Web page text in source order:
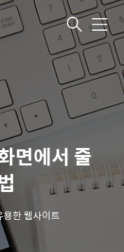
메
뉴
면에서 줄
한 웹사이트